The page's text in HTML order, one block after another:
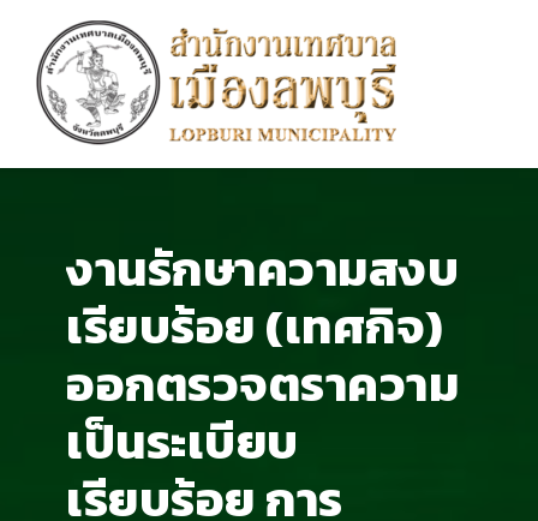
งานรักษาความสงบ
เรียบร้อย (เทศกิจ)
ออกตรวจตราความ
เป็นระเบียบ
เรียบร้อย การ